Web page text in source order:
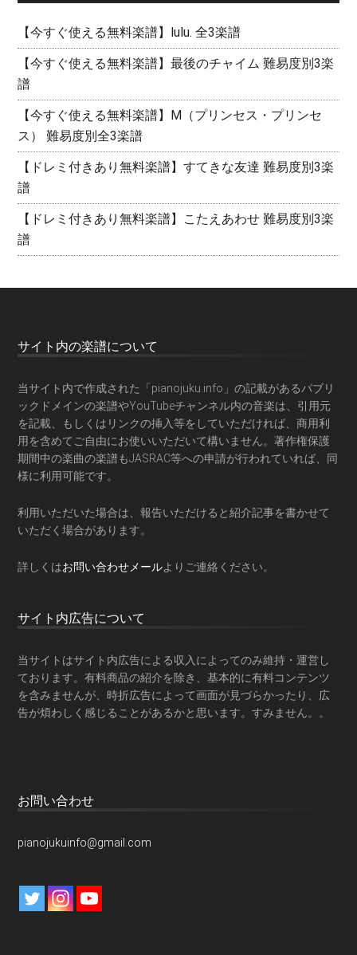
【今すぐ使える無料楽譜】lulu. 全3楽譜
【今すぐ使える無料楽譜】最後のチャイム 難易度別3楽
譜
【今すぐ使える無料楽譜】M（プリンセス・プリンセ
ス） 難易度別全3楽譜
【ドレミ付きあり無料楽譜】すてきな友達 難易度別3楽
譜
【ドレミ付きあり無料楽譜】こたえあわせ 難易度別3楽
譜
サイト内の楽譜について
当サイト内で作成された「pianojuku.info」の記載があるパブリ
ックドメインの楽譜やYouTubeチャンネル内の音楽は、引用元
を記載、もしくはリンクの挿入等をしていただければ、商用利
用を含めてご自由にお使いいただいて構いません。著作権保護
期間中の楽曲の楽譜もJASRAC等への申請が行われていれば、同
様に利用可能です。
利用いただいた場合は、報告いただけると紹介記事を書かせて
いただく場合があります。
詳しくはお問い合わせメールよりご連絡ください。
サイト内広告について
当サイトはサイト内広告による収入によってのみ維持・運営し
ております。有料商品の紹介を除き、基本的に有料コンテンツ
を含みませんが、時折広告によって画面が見づらかったり、広
告が煩わしく感じることがあるかと思います。すみません。。
お問い合わせ
pianojukuinfo@gmail.com